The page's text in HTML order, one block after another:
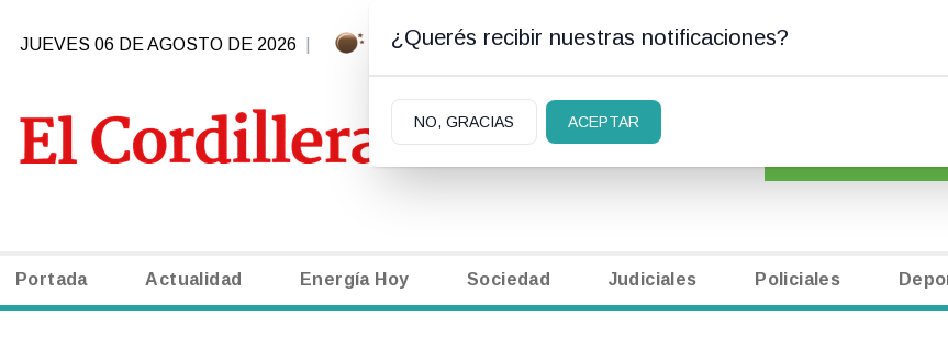
JUEVES 06 DE AGOSTO DE 2026 -1.5ºC | SAN CARLOS DE BARILOCHE CLASIFICADOS
Portada Actualidad Energía Hoy Sociedad Judiciales Policiales
¿Querés recibir nuestras notificaciones?
NO, GRACIAS ACEPTAR